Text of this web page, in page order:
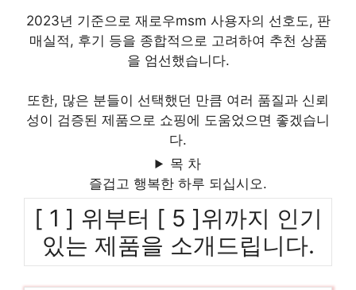
2023년 기준으로 재로우msm 사용자의 선호도, 판
매실적, 후기 등을 종합적으로 고려하여 추천 상품
을 엄선했습니다.
또한, 많은 분들이 선택했던 만큼 여러 품질과 신뢰
성이 검증된 제품으로 쇼핑에 도움었으면 좋겠습니
다.
목 차
즐겁고 행복한 하루 되십시오.
[ 1 ] 위부터 [ 5 ]위까지 인기
있는 제품을 소개드립니다.